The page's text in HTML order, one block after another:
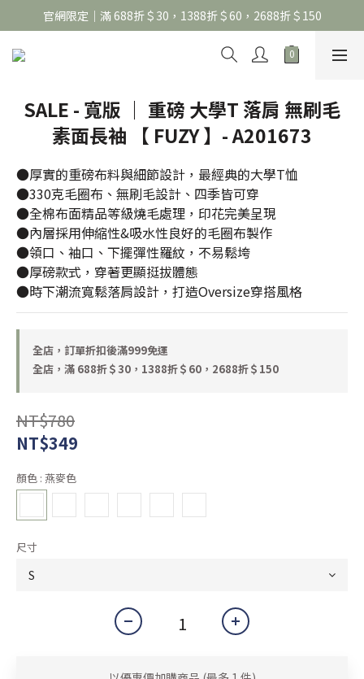
官網限定｜滿 688折＄30，1388折＄60，2688折＄150
官網限定｜滿 688折＄30，1388折＄60，2688折＄150
United Athle系列｜註冊會員299免運
SALE - 寬版 ｜ 重磅 大學T 落肩 無刷毛
素面長袖 【 FUZY 】- A201673
●厚實的重磅布料與細節設計，最經典的大學T恤
●330克毛圈布、無刷毛設計、四季皆可穿
●全棉布面精品等級燒毛處理，印花完美呈現
●內層採用伸縮性&吸水性良好的毛圈布製作
●領口、袖口、下擺彈性羅紋，不易鬆垮
●厚磅款式，穿著更顯挺拔體態
●時下潮流寬鬆落肩設計，打造Oversize穿搭風格
全店，訂單折扣後滿999免運
全店，滿 688折＄30，1388折＄60，2688折＄150
NT$780
NT$349
顏色 : 燕麥色
尺寸